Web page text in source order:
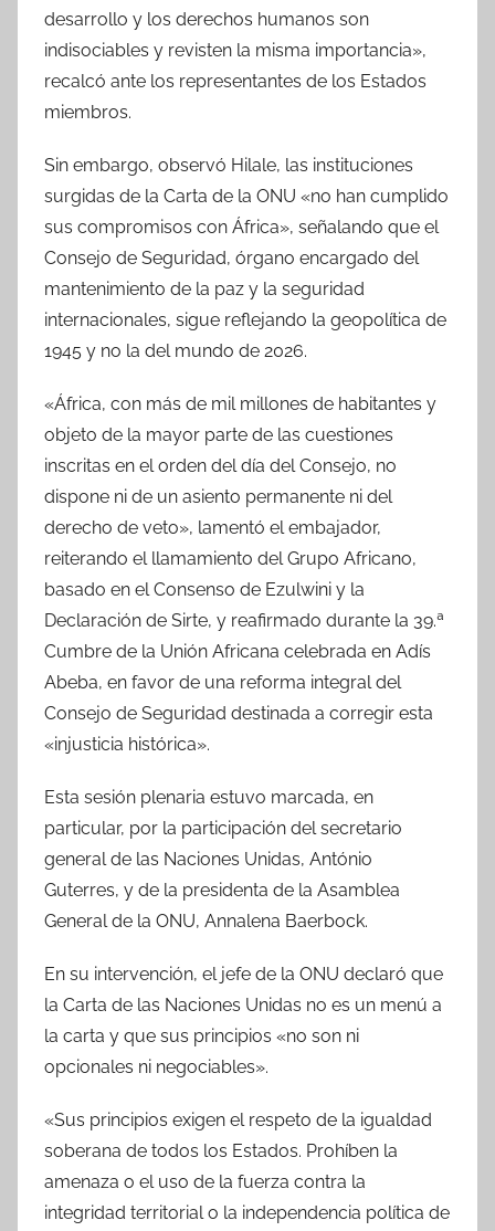
desarrollo y los derechos humanos son
indisociables y revisten la misma importancia»,
recalcó ante los representantes de los Estados
miembros.
Sin embargo, observó Hilale, las instituciones
surgidas de la Carta de la ONU «no han cumplido
sus compromisos con África», señalando que el
Consejo de Seguridad, órgano encargado del
mantenimiento de la paz y la seguridad
internacionales, sigue reflejando la geopolítica de
1945 y no la del mundo de 2026.
«África, con más de mil millones de habitantes y
objeto de la mayor parte de las cuestiones
inscritas en el orden del día del Consejo, no
dispone ni de un asiento permanente ni del
derecho de veto», lamentó el embajador,
reiterando el llamamiento del Grupo Africano,
basado en el Consenso de Ezulwini y la
Declaración de Sirte, y reafirmado durante la 39.ª
Cumbre de la Unión Africana celebrada en Adís
Abeba, en favor de una reforma integral del
Consejo de Seguridad destinada a corregir esta
«injusticia histórica».
Esta sesión plenaria estuvo marcada, en
particular, por la participación del secretario
general de las Naciones Unidas, António
Guterres, y de la presidenta de la Asamblea
General de la ONU, Annalena Baerbock.
En su intervención, el jefe de la ONU declaró que
la Carta de las Naciones Unidas no es un menú a
la carta y que sus principios «no son ni
opcionales ni negociables».
«Sus principios exigen el respeto de la igualdad
soberana de todos los Estados. Prohíben la
amenaza o el uso de la fuerza contra la
integridad territorial o la independencia política de